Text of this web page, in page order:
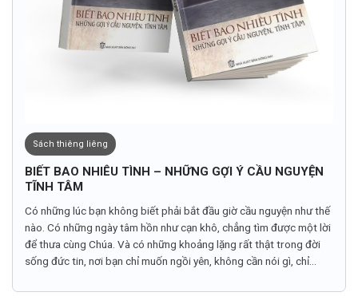
Sách thiêng liêng
BIẾT BAO NHIÊU TÌNH – NHỮNG GỢI Ý CẦU NGUYỆN
TĨNH TÂM
Có những lúc bạn không biết phải bắt đầu giờ cầu nguyện như thế
nào. Có những ngày tâm hồn như cạn khô, chẳng tìm được một lời
để thưa cùng Chúa. Và có những khoảng lặng rất thật trong đời
sống đức tin, nơi bạn chỉ muốn ngồi yên, không cần nói gì, chỉ...